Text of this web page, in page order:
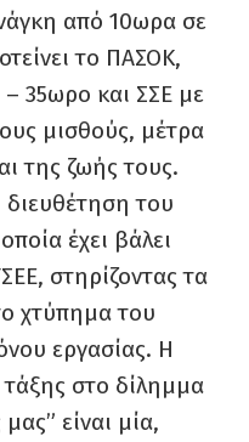
από 10ωρα σε
το ΠΑΣΟΚ,
35ωρο και ΣΣΕ με
μισθούς, μέτρα
της ζωής τους.
του
έχει βάλει
στηρίζοντας τα
χτύπημα του
εργασίας. Η
στο δίλημμα
είναι μία,